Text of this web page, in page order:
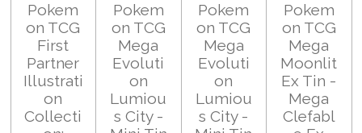
Pokem
on TCG
First
Partner
Illustrati
on
Collecti
Pokem
on TCG
Mega
Evoluti
on
Lumiou
s City -
Pokem
on TCG
Mega
Evoluti
on
Lumiou
s City -
Pokem
on TCG
Mega
Moonlit
Ex Tin -
Mega
Clefabl